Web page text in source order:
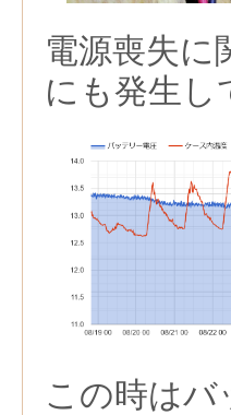
電源喪失に
にも発生し
この時は